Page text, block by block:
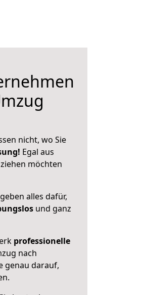
nicht, wo Sie
Egal aus
möchten
alles dafür,
und ganz
professionelle
nach
genau darauf,